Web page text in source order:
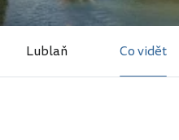
Lublaň Co vidět